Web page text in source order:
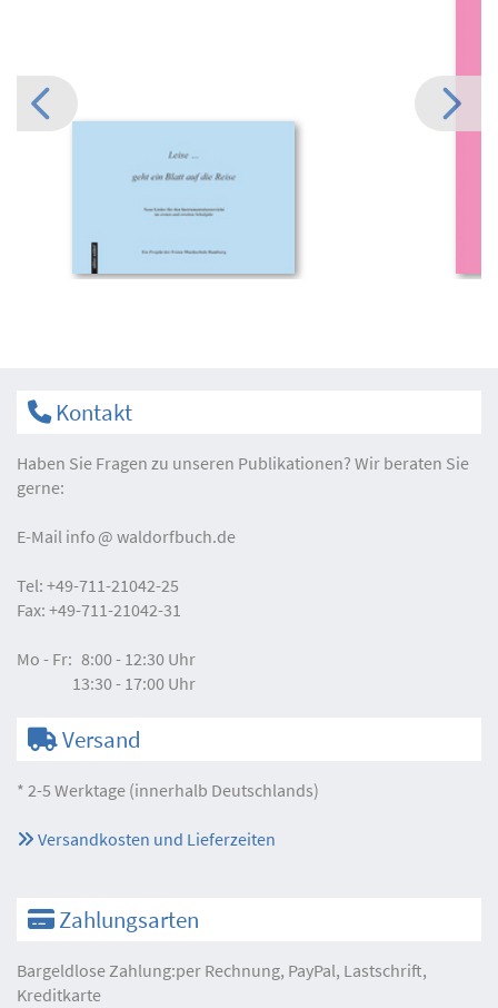
Kontakt
Haben Sie Fragen zu unseren Publikationen? Wir beraten Sie
gerne:
E-Mail info waldorfbuch.de
Tel: +49-711-21042-25
Fax: +49-711-21042-31
Mo - Fr: 8:00 - 12:30 Uhr
13:30 - 17:00 Uhr
Versand
* 2-5 Werktage (innerhalb Deutschlands)
Versandkosten und Lieferzeiten
Zahlungsarten
Bargeldlose Zahlung:per Rechnung, PayPal, Lastschrift,
Kreditkarte